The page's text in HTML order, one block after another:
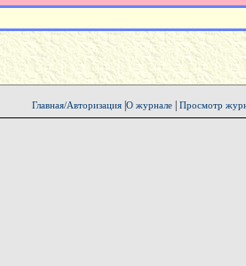
Главная/Авторизация| О журнале| Просмотр